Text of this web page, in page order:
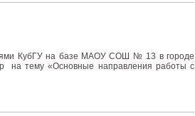
КубГУ на базе МАОУ СОШ № 13 в городе
на тему «Основные направления работы с